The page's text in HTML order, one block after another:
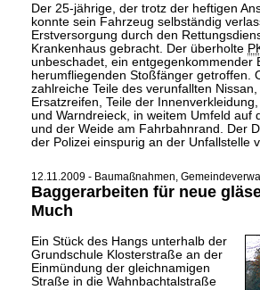
Der 25-jährige, der trotz der heftigen
konnte sein Fahrzeug selbständig
Erstversorgung durch den
Krankenhaus gebracht. Der überholte
unbeschadet, ein entgegenkommender
herumfliegenden Stoßfänger getroffen.
zahlreiche Teile des verunfallten
Ersatzreifen, Teile der
und Warndreieck, in weitem Umfeld auf
und der Weide am Fahrbahnrand. Der
der Polizei einspurig an der Unfallstelle
12.11.2009 - Baumaßnahmen,
Baggerarbeiten für neue
Much
Ein Stück des Hangs unterhalb der
Grundschule Klosterstraße an der
Einmündung der gleichnamigen
Straße in die Wahnbachtalstraße